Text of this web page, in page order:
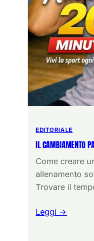
EDITORIALE
IL CAMBIAMENTO
Come creare
allenamento
Trovare il
Leggi →